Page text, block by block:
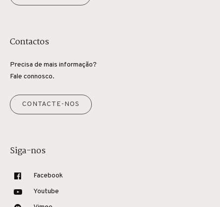
Contactos
Precisa de mais informação?
Fale connosco.
CONTACTE-NOS
Siga-nos
Facebook
Youtube